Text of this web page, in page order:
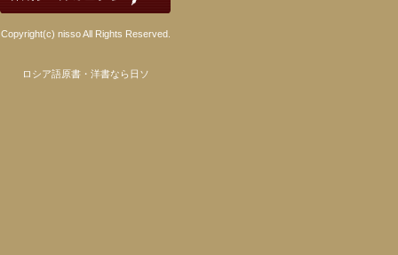
Copyright(c) nisso All Rights Reserved.
ロシア語原書・洋書なら日ソ